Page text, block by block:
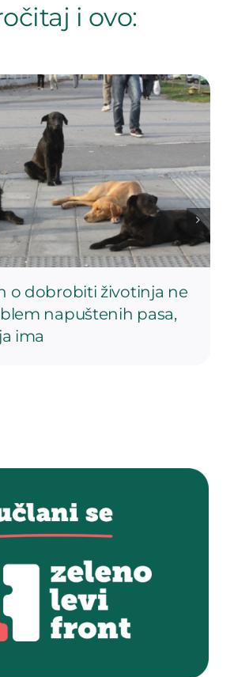
i ovo:
o dobrobiti životinja ne
napuštenih pasa,
ima